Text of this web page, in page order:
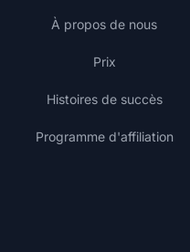
À propos de nous
Prix
Histoires de succès
Programme d'affiliation